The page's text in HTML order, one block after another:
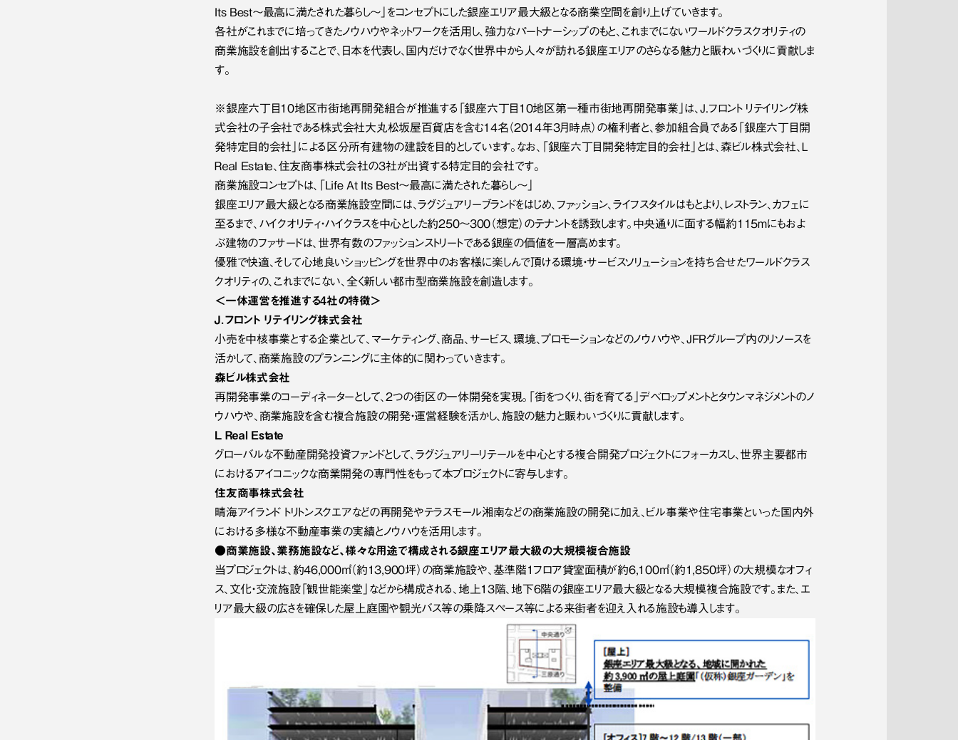
Its Best～最高に満たされた暮らし～」をコンセプトにした銀座エリア最大級となる商業空間を創り上げていきます。
各社がこれまでに培ってきたノウハウやネットワークを活用し、強力なパートナーシップのもと、これまでにないワールドクラスクオリティの
商業施設を創出することで、日本を代表し、国内だけでなく世界中から人々が訪れる銀座エリアのさらなる魅力と賑わいづくりに貢献しま
す。
※銀座六丁目10地区市街地再開発組合が推進する「銀座六丁目10地区第一種市街地再開発事業」は、Ｊ．フロント リテイリング株
式会社の子会社である株式会社大丸松坂屋百貨店を含む14名（2014年3月時点）の権利者と、参加組合員である「銀座六丁目開
発特定目的会社」による区分所有建物の建設を目的としています。なお、「銀座六丁目開発特定目的会社」とは、森ビル株式会社、Ｌ
Ｒｅａｌ Eｓｔａｔｅ、住友商事株式会社の3社が出資する特定目的会社です。
商業施設コンセプトは、「Life At Its Best～最高に満たされた暮らし～」
銀座エリア最大級となる商業施設空間には、ラグジュアリーブランドをはじめ、ファッション、ライフスタイルはもとより、レストラン、カフェに
至るまで、ハイクオリティ・ハイクラスを中心とした約250～300（想定）のテナントを誘致します。中央通りに面する幅約115mにもおよ
ぶ建物のファサードは、世界有数のファッションストリートである銀座の価値を一層高めます。
優雅で快適、そして心地良いショッピングを世界中のお客様に楽しんで頂ける環境・サービスソリューションを持ち合せたワールドクラス
クオリティの、これまでにない、全く新しい都市型商業施設を創造します。
＜一体運営を推進する4社の特徴＞
Ｊ．フロント リテイリング株式会社
小売を中核事業とする企業として、マーケティング、商品、サービス、環境、プロモーションなどのノウハウや、JFRグループ内のリソースを
活かして、商業施設のプランニングに主体的に関わっていきます。
森ビル株式会社
再開発事業のコーディネーターとして、2つの街区の一体開発を実現。「街をつくり、街を育てる」デベロップメントとタウンマネジメントのノ
ウハウや、商業施設を含む複合施設の開発・運営経験を活かし、施設の魅力と賑わいづくりに貢献します。
Ｌ Ｒｅａｌ Eｓｔａｔｅ
グローバルな不動産開発投資ファンドとして、ラグジュアリーリテールを中心とする複合開発プロジェクトにフォーカスし、世界主要都市
におけるアイコニックな商業開発の専門性をもって本プロジェクトに寄与します。
住友商事株式会社
晴海アイランド トリトンスクエアなどの再開発やテラスモール湘南などの商業施設の開発に加え、ビル事業や住宅事業といった国内外
における多様な不動産事業の実績とノウハウを活用します。
●商業施設、業務施設など、様々な用途で構成される銀座エリア最大級の大規模複合施設
当プロジェクトは、約46,000㎡（約13,900坪）の商業施設や、基準階1フロア貸室面積が約6,100㎡（約1,850坪）の大規模なオフィ
ス、文化・交流施設「観世能楽堂」などから構成される、地上13階、地下6階の銀座エリア最大級となる大規模複合施設です。また、エ
リア最大級の広さを確保した屋上庭園や観光バス等の乗降スペース等による来街者を迎え入れる施設も導入します。